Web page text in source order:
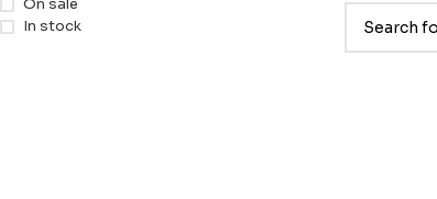
On sale
In stock